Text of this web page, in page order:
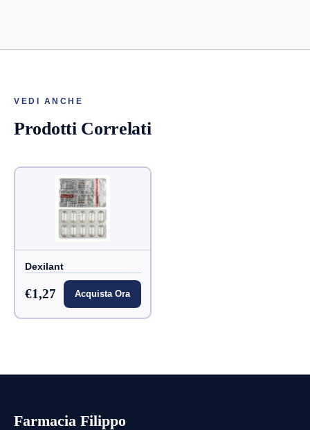
VEDI ANCHE
Prodotti Correlati
Dexilant
€1,27 Acquista Ora
Farmacia Filippo